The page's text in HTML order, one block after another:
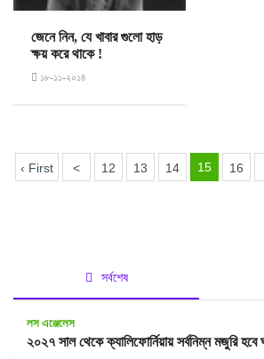
জেনে নিন, যে খাবার গুলো হাড়
ক্ষয় করে থাকে !
১৮-১১-২০১৪
‹ First < 12 13 14 15 16
সর্বশেষ
লস এঞ্জেলেস
২০২৭ সাল থেকে ক্যালিফোর্নিয়ায় সর্বনিম্ন মজুরি